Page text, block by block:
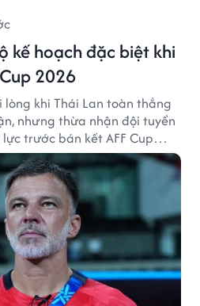
kế hoạch đặc biệt khi
2026
lòng khi Thái Lan toàn thắng
nhưng thừa nhận đội tuyển
trước bán kết AFF Cup